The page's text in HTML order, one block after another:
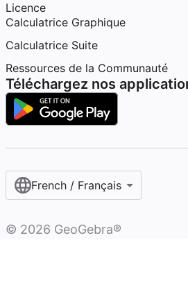
Licence
Calculatrice Graphique
Calculatrice Suite
Ressources de la Communauté
Téléchargez nos
French / Français‎
© 2026 GeoGebra®